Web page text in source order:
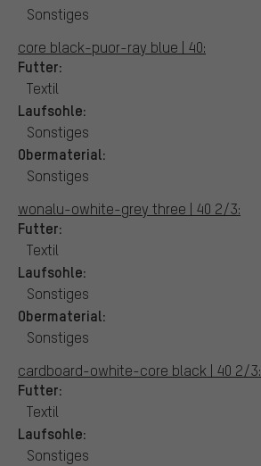
Sonstiges
core black-puor-ray blue | 40:
Futter:
Textil
Laufsohle:
Sonstiges
Obermaterial:
Sonstiges
wonalu-owhite-grey three | 40 2/3:
Futter:
Textil
Laufsohle:
Sonstiges
Obermaterial:
Sonstiges
cardboard-owhite-core black | 40 2/3:
Futter:
Textil
Laufsohle:
Sonstiges